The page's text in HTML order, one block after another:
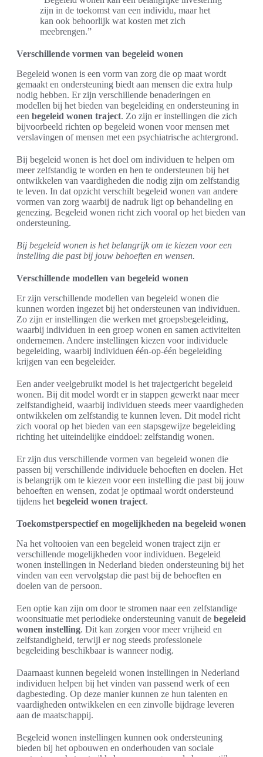
zijn in de toekomst van een individu, maar het
kan ook behoorlijk wat kosten met zich
meebrengen.”
Verschillende vormen van begeleid wonen
Begeleid wonen is een vorm van zorg die op maat wordt
gemaakt en ondersteuning biedt aan mensen die extra hulp
nodig hebben. Er zijn verschillende benaderingen en
modellen bij het bieden van begeleiding en ondersteuning in
een begeleid wonen traject. Zo zijn er instellingen die zich
bijvoorbeeld richten op begeleid wonen voor mensen met
verslavingen of mensen met een psychiatrische achtergrond.
Bij begeleid wonen is het doel om individuen te helpen om
meer zelfstandig te worden en hen te ondersteunen bij het
ontwikkelen van vaardigheden die nodig zijn om zelfstandig
te leven. In dat opzicht verschilt begeleid wonen van andere
vormen van zorg waarbij de nadruk ligt op behandeling en
genezing. Begeleid wonen richt zich vooral op het bieden van
ondersteuning.
Bij begeleid wonen is het belangrijk om te kiezen voor een
instelling die past bij jouw behoeften en wensen.
Verschillende modellen van begeleid wonen
Er zijn verschillende modellen van begeleid wonen die
kunnen worden ingezet bij het ondersteunen van individuen.
Zo zijn er instellingen die werken met groepsbegeleiding,
waarbij individuen in een groep wonen en samen activiteiten
ondernemen. Andere instellingen kiezen voor individuele
begeleiding, waarbij individuen één-op-één begeleiding
krijgen van een begeleider.
Een ander veelgebruikt model is het trajectgericht begeleid
wonen. Bij dit model wordt er in stappen gewerkt naar meer
zelfstandigheid, waarbij individuen steeds meer vaardigheden
ontwikkelen om zelfstandig te kunnen leven. Dit model richt
zich vooral op het bieden van een stapsgewijze begeleiding
richting het uiteindelijke einddoel: zelfstandig wonen.
Er zijn dus verschillende vormen van begeleid wonen die
passen bij verschillende individuele behoeften en doelen. Het
is belangrijk om te kiezen voor een instelling die past bij jouw
behoeften en wensen, zodat je optimaal wordt ondersteund
tijdens het begeleid wonen traject.
Toekomstperspectief en mogelijkheden na begeleid wonen
Na het voltooien van een begeleid wonen traject zijn er
verschillende mogelijkheden voor individuen. Begeleid
wonen instellingen in Nederland bieden ondersteuning bij het
vinden van een vervolgstap die past bij de behoeften en
doelen van de persoon.
Een optie kan zijn om door te stromen naar een zelfstandige
woonsituatie met periodieke ondersteuning vanuit de begeleid
wonen instelling. Dit kan zorgen voor meer vrijheid en
zelfstandigheid, terwijl er nog steeds professionele
begeleiding beschikbaar is wanneer nodig.
Daarnaast kunnen begeleid wonen instellingen in Nederland
individuen helpen bij het vinden van passend werk of een
dagbesteding. Op deze manier kunnen ze hun talenten en
vaardigheden ontwikkelen en een zinvolle bijdrage leveren
aan de maatschappij.
Begeleid wonen instellingen kunnen ook ondersteuning
bieden bij het opbouwen en onderhouden van sociale